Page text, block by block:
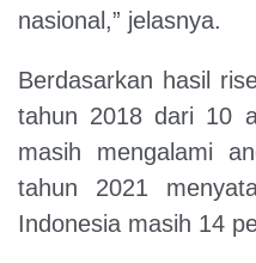
nasional,” jelasnya.
Berdasarkan hasil
tahun 2018 dari 10
masih mengalami
tahun 2021
Indonesia masih 14